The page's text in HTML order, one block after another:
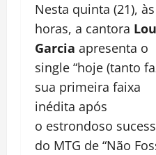
Nesta quinta (21), às
horas, a cantora Lou
Garcia apresenta o
single “hoje (tanto
sua primeira faixa
inédita após
o estrondoso
do MTG de “Não